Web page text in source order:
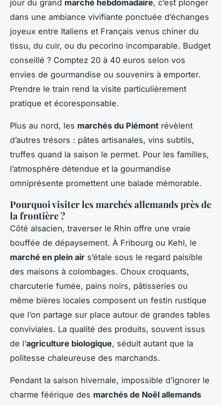
jour du grand marché hebdomadaire, c’est plonger
dans une ambiance vivifiante ponctuée d’échanges
joyeux entre Italiens et Français venus chiner du
tissu, du cuir, ou du pecorino incomparable. Budget
conseillé ? Comptez 20 à 40 euros selon vos
envies de gourmandise ou souvenirs à emporter.
Prendre le train rend la visite particulièrement
pratique et écoresponsable.
Plus au nord, les marchés du Piémont révèlent
d’autres trésors : pâtes artisanales, vins subtils,
truffes quand la saison le permet. Pour les familles,
l’atmosphère détendue et la gourmandise
omniprésente promettent une balade mémorable.
Pourquoi visiter les marchés allemands près de
la frontière ?
Côté alsacien, traverser le Rhin offre une vraie
bouffée de dépaysement. À Fribourg ou Kehl, le
marché en plein air s’étale sous le regard paisible
des maisons à colombages. Choux croquants,
charcuterie fumée, pains noirs, pâtisseries ou
même bières locales composent un festin rustique
que l’on partage sur place autour de grandes tables
conviviales. La qualité des produits, souvent issus
de l’agriculture biologique, séduit autant que la
politesse chaleureuse des marchands.
Pendant la saison hivernale, impossible d’ignorer le
charme féérique des marchés de Noël allemands